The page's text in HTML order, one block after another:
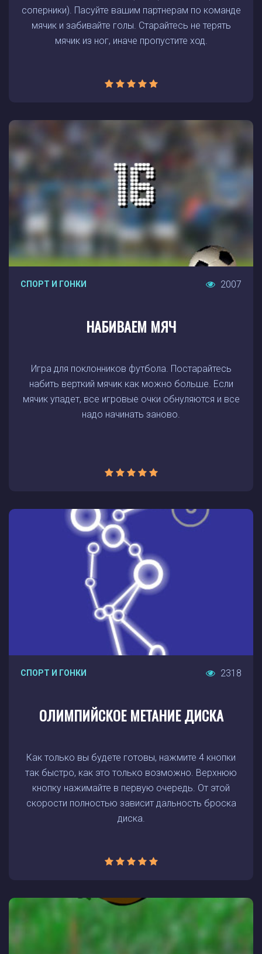
соперники). Пасуйте вашим партнерам по команде
мячик и забивайте голы. Старайтесь не терять
мячик из ног, иначе пропустите ход.
СПОРТ И ГОНКИ 2007
НАБИВАЕМ МЯЧ
Игра для поклонников футбола. Постарайтесь
набить верткий мячик как можно больше. Если
мячик упадет, все игровые очки обнуляются и все
надо начинать заново.
СПОРТ И ГОНКИ 2318
ОЛИМПИЙСКОЕ МЕТАНИЕ ДИСКА
Как только вы будете готовы, нажмите 4 кнопки
так быстро, как это только возможно. Верхнюю
кнопку нажимайте в первую очередь. От этой
скорости полностью зависит дальность броска
диска.